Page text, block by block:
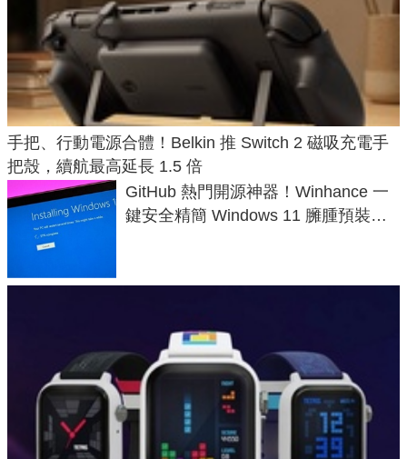
手把、行動電源合體！Belkin 推 Switch 2 磁吸充電手
把殼，續航最高延長 1.5 倍
GitHub 熱門開源神器！Winhance 一
鍵安全精簡 Windows 11 臃腫預裝軟